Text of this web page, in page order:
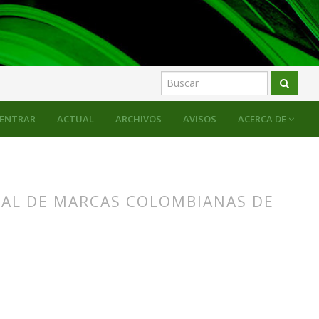
ACTUAL ARCHIVOS AVISOS ACERCA DE
ENTRAR
DE MARCAS COLOMBIANAS DE